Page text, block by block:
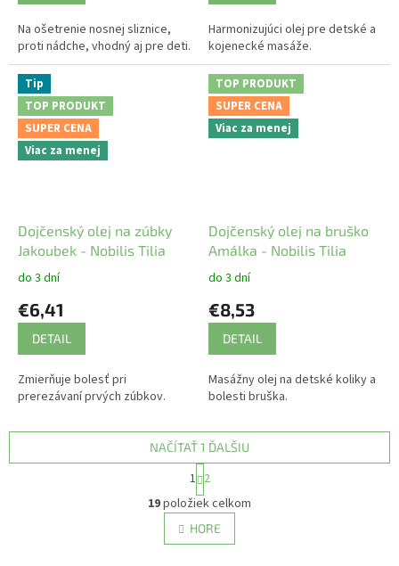
Na ošetrenie nosnej sliznice,
proti nádche, vhodný aj pre deti.
Harmonizujúci olej pre detské a
kojenecké masáže.
Tip
TOP PRODUKT
SUPER CENA
Viac za menej
Dojčenský olej na zúbky
Jakoubek - Nobilis Tilia
do 3 dní
€6,41
DETAIL
Zmierňuje bolesť pri
prerezávaní prvých zúbkov.
TOP PRODUKT
SUPER CENA
Viac za menej
Dojčenský olej na bruško
Amálka - Nobilis Tilia
do 3 dní
€8,53
DETAIL
Masážny olej na detské koliky a
bolesti bruška.
O
v
l
á
NAČÍTAŤ 1 ĎALŠIU
S
t
r
á
n
k
1 2
19položiek celkom
HORE